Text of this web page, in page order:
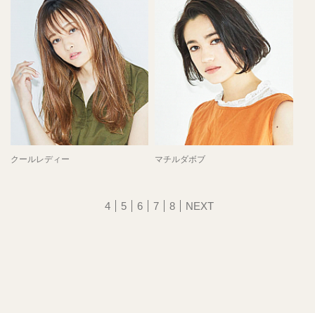
クールレディー マチルダボブ
4 5 6 7 8 NEXT